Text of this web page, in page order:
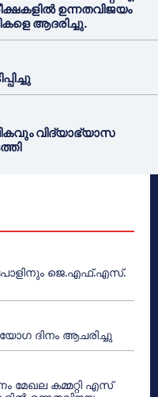
ഉന്നതവിജയം
ആദരിച്ചു.
വിദ്യാഭ്യാസ
ജെ.എഫ്.എസ്.
ദിനം ആചരിച്ചു
കമ്മറ്റി എസ്